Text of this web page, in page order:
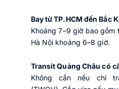
Bay từ TP.HCM đến Bắc
Khoảng 7–9 giờ bao gồm
Hà Nội khoảng 6–8 giờ.
Transit Quảng Châu có
Không cần nếu chỉ